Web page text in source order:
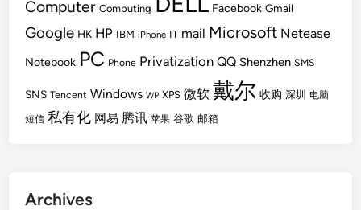
Computer Computing Facebook Gmail
Google HK HP IBM iPhone IT mail Microsoft Netease
Notebook PC Phone Privatization QQ Shenzhen SMS
SNS Tencent Windows WP XPS 微软 戴尔 收购 深圳 电脑
短信 私有化 网易 腾讯 苹果 谷歌 邮箱
Archives